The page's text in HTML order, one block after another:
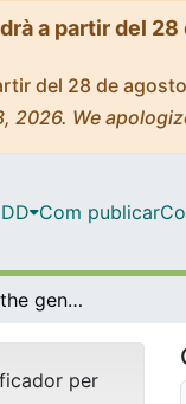
a partir del
del 28 de
We
Com publicar
Proteomics and the genetics of sperm chromatin condensation
per